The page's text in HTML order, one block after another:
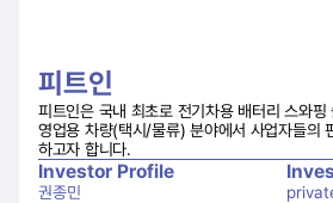
피트인
피트인은 국내 최초로 전기차용 배터리 스와핑
영업용 차량(택시/물류) 분야에서 사업자들의
하고자 합니다.
Investor Profile
권종민